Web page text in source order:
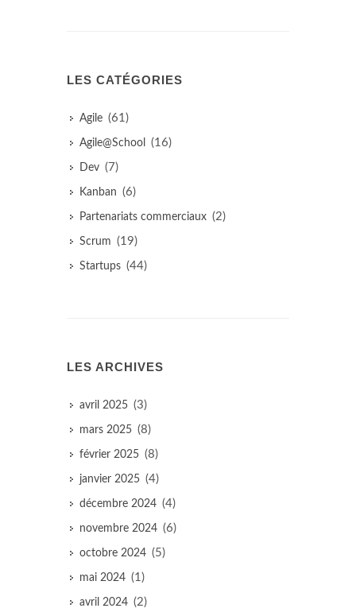
LES CATÉGORIES
Agile (61)
Agile@School (16)
Dev (7)
Kanban (6)
Partenariats commerciaux (2)
Scrum (19)
Startups (44)
LES ARCHIVES
avril 2025 (3)
mars 2025 (8)
février 2025 (8)
janvier 2025 (4)
décembre 2024 (4)
novembre 2024 (6)
octobre 2024 (5)
mai 2024 (1)
avril 2024 (2)